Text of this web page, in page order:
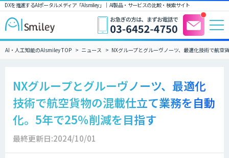
DXを推進するAIポータルメディア「AIsmiley」｜ AI製品・サービスの比較・検索サイト
AI・人工知能のAIsmiley TOP ニュース NXグループとグルーヴノーツ、最適化技術で航
NXグループとグルーヴノーツ、最適化
技術で航空貨物の混載仕立て業務を自動
化。5年で25％削減を目指す
最終更新日:2024/10/01